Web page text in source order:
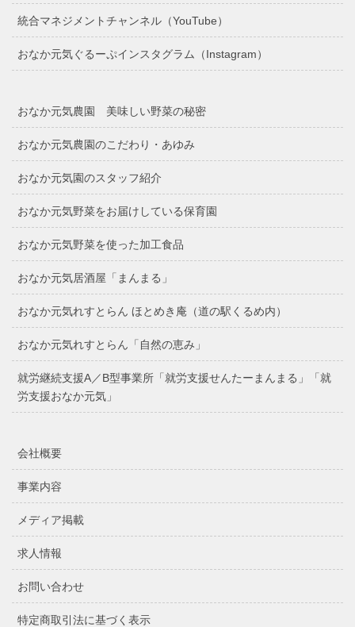
統合マネジメントチャンネル（YouTube）
おなか元気ぐるーぷインスタグラム（Instagram）
おなか元気農園 美味しい野菜の秘密
おなか元気農園のこだわり・あゆみ
おなか元気園のスタッフ紹介
おなか元気野菜をお届けしている保育園
おなか元気野菜を使った加工食品
おなか元気居酒屋「まんまる」
おなか元気れすとらん ほとめき庵（道の駅くるめ内）
おなか元気れすとらん「自然の恵み」
就労継続支援A／B型事業所「就労支援せんたーまんまる」「就
労支援おなか元気」
会社概要
事業内容
メディア掲載
求人情報
お問い合わせ
特定商取引法に基づく表示